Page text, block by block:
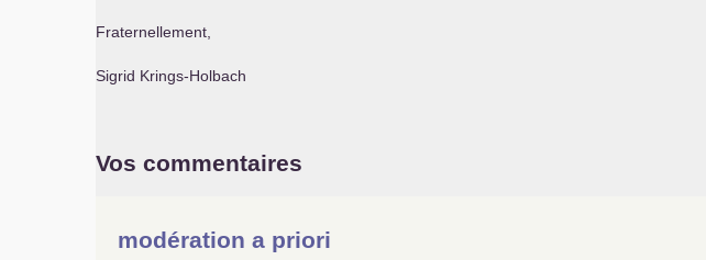
Fraternellement,
Sigrid Krings-Holbach
Vos commentaires
modération a priori